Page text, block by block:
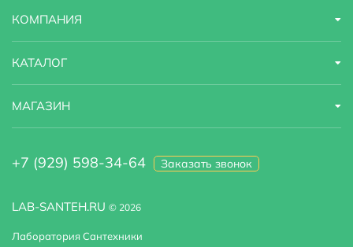
LAB-SANTEH.RU © 2026
Лаборатория Сантехники
КОМПАНИЯ
КАТАЛОГ
МАГАЗИН
+7 (929) 598-34-64 Заказать звонок